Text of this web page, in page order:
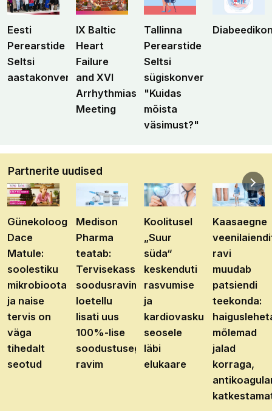
Eesti
Perearstide
Seltsi
aastakonverents
IX Baltic
Heart
Failure
and XVI
Arrhythmias
Meeting
Tallinna
Perearstide
Seltsi
sügiskonverents
"Kuidas
mõista
väsimust?"
Partnerite uudised
Günekoloog
Dace
Matule:
soolestiku
mikrobioota
ja naise
tervis on
väga
tihedalt
seotud
Medison
Pharma
teatab:
Tervisekassa
soodusravimite
loetellu
lisati uus
100%-lise
soodustusega
ravim
Koolitusel
„Suur
süda“
keskenduti
rasvumise
ja
kardiovaskulaarhaiguste
seosele
läbi
elukaare
Kaasaegne
ravi
muudab
patsiendi
teekonda:
mõlemad
jalad
korraga,